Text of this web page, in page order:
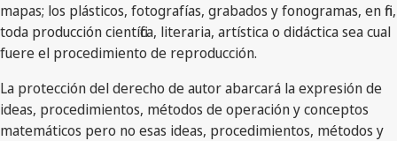
mapas; los plásticos, fotografías, grabados y fonogramas, en fin,
toda producción científica, literaria, artística o didáctica sea cual
fuere el procedimiento de reproducción.
La protección del derecho de autor abarcará la expresión de
ideas, procedimientos, métodos de operación y conceptos
matemáticos pero no esas ideas, procedimientos, métodos y